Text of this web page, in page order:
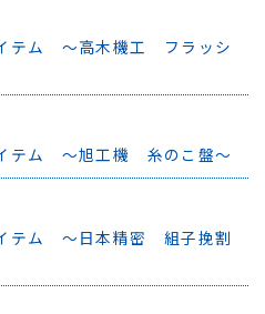
イテム ～高木機工 フラッシ
イテム ～旭工機 糸のこ盤～
イテム ～日本精密 組子挽割